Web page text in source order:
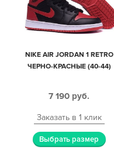
NIKE AIR JORDAN 1 RETRO
ЧЕРНО-КРАСНЫЕ (40-44)
7 190 руб.
Заказать в 1 клик
Выбрать размер